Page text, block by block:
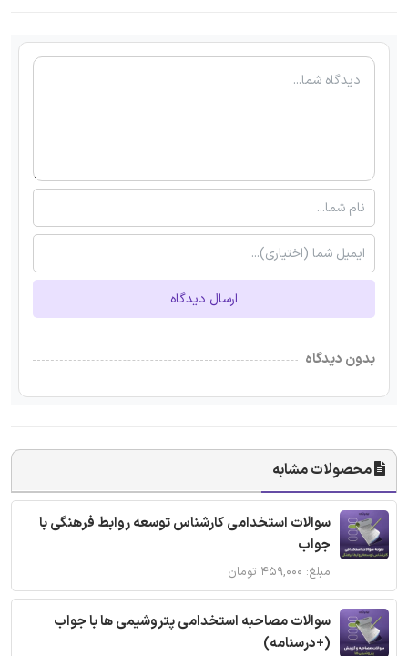
ارسال دیدگاه
بدون دیدگاه
محصولات مشابه
سوالات استخدامی کارشناس توسعه روابط فرهنگی با
جواب
مبلغ: ۴۵۹,۰۰۰ تومان
سوالات مصاحبه استخدامی پتروشیمی ها با جواب
(+درسنامه)